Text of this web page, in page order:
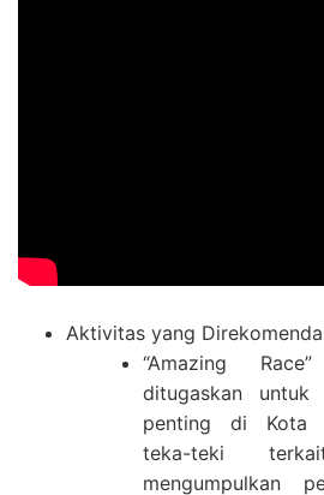
Aktivitas yang
“Amazing
ditugaskan untuk
penting di Kota
teka-teki
mengumpulkan